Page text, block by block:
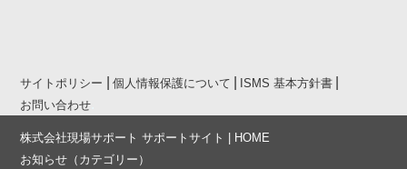
サイトポリシー 個人情報保護について
ISMS 基本方針書
お問い合わせ
株式会社現場サポート サポートサイト | HOME
お知らせ （カテゴリー）